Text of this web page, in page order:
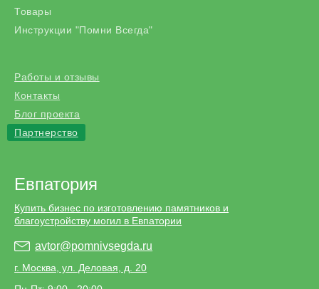
Товары
Инструкции "Помни Всегда"
Работы и отзывы
Контакты
Блог проекта
Партнерство
Евпатория
Купить бизнес по изготовлению памятников и
благоустройству могил в Евпатории
avtor@pomnivsegda.ru
г. Москва, ул. Деловая, д. 20